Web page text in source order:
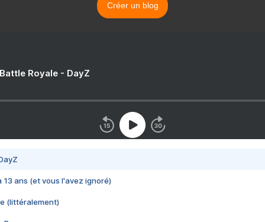
Créer un blog
Royale - DayZ
13 ans (et vous l'avez ignoré)
(littéralement)